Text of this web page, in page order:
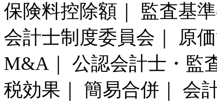
保険料控除額｜ 監査基
会計士制度委員会｜ 原
M&A｜ 公認会計士・監
税効果｜ 簡易合併｜ 会